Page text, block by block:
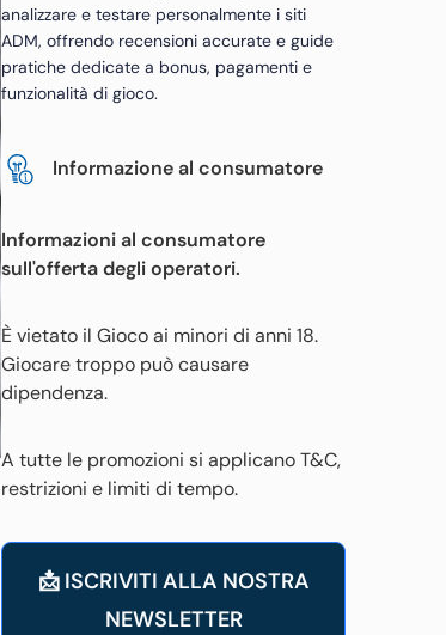
analizzare e testare personalmente i siti
ADM, offrendo recensioni accurate e guide
pratiche dedicate a bonus, pagamenti e
funzionalità di gioco.
Informazione al consumatore
Informazioni al consumatore
sull'offerta degli operatori.
È vietato il Gioco ai minori di anni 18.
Giocare troppo può causare
dipendenza.
A tutte le promozioni si applicano T&C,
restrizioni e limiti di tempo.
📩 ISCRIVITI ALLA NOSTRA
NEWSLETTER